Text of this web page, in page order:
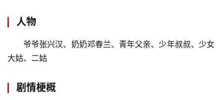
人物
爷爷张兴汉、奶奶邓春兰、青年父亲、少年叔叔、少女
大姑、二姑
剧情梗概